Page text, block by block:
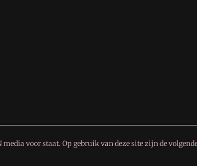
media voor staat. Op gebruik van deze site zijn de